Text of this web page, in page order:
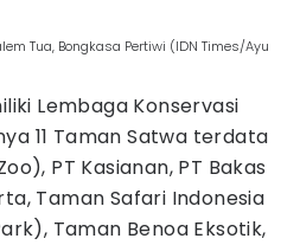
Tua, Bongkasa Pertiwi (IDN Times/Ayu
Lembaga Konservasi
11 Taman Satwa terdata
PT Kasianan, PT Bakas
Taman Safari Indonesia
Taman Benoa Eksotik,